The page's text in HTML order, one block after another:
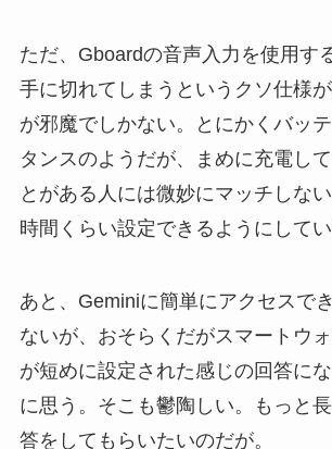
ただ、Gboardの音声入力を使用す
手に切れてしまうというクソ仕様
が邪魔でしかない。とにかくバッ
タンスのようだが、まめに充電し
とがある人には微妙にマッチしな
時間くらい設定できるようにしてい
あと、Geminiに簡単にアクセスで
ないが、おそらくだがスマートウ
が短めに設定された感じの回答に
に思う。そこも鬱陶しい。もっと
答をしてもらいたいのだが。